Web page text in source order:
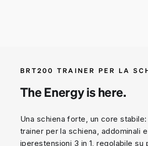
BRT200 TRAINER PER LA
The Energy is here.
Una schiena forte, un core
trainer per la schiena, addominali
iperestensioni 3 in 1, regolabile su